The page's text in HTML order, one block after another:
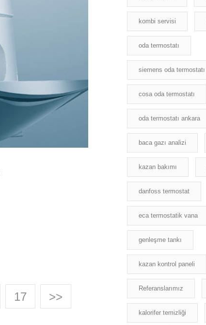
17
>>
kombi servisi
oda termostatı
siemens oda termostatı
cosa oda termostatı
oda termostatı ankara
baca gazı analizi
kazan bakımı
danfoss termostat
eca termostatik vana
genleşme tankı
kazan kontrol paneli
Referanslarımız
kalorifer temizliği